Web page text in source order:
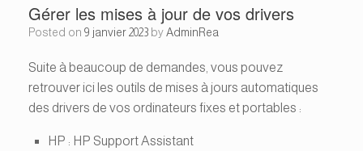
Gérer les mises à jour de vos drivers
Posted on 9 janvier 2023 byAdminRea
Suite à beaucoup de demandes, vous pouvez
retrouver ici les outils de mises à jours automatiques
des drivers de vos ordinateurs fixes et portables :
HP : HP Support Assistant